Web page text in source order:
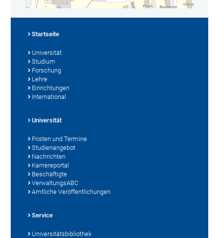
Startseite
Universität
Studium
Forschung
Lehre
Einrichtungen
International
Universität
Fristen und Termine
Studienangebot
Nachrichten
Karriereportal
Beschäftigte
VerwaltungsABC
Amtliche Veröffentlichungen
Service
Universitätsbibliothek